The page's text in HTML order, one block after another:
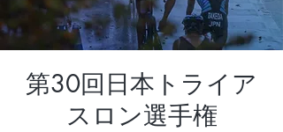
第30回日本トライア
スロン選手権